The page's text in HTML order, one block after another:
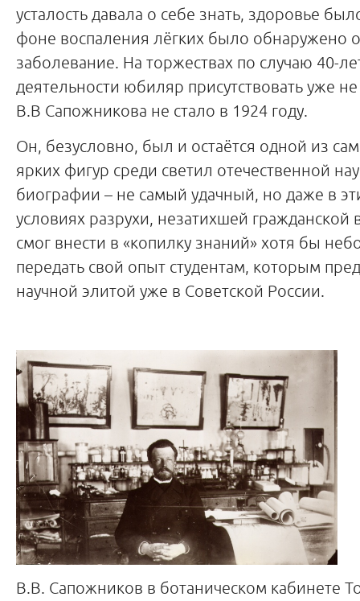
усталость давала о себе знать, здоровье
фоне воспаления лёгких было обнаружено
заболевание. На торжествах по случаю 40-
деятельности юбиляр присутствовать уже не
В.В Сапожникова не стало в 1924 году.
Он, безусловно, был и остаётся одной из
ярких фигур среди светил отечественной
биографии – не самый удачный, но даже в
условиях разрухи, незатихшей
смог внести в «копилку знаний» хотя бы
передать свой опыт студентам, которым
научной элитой уже в Советской России.
В.В. Сапожников в ботаническом кабинете